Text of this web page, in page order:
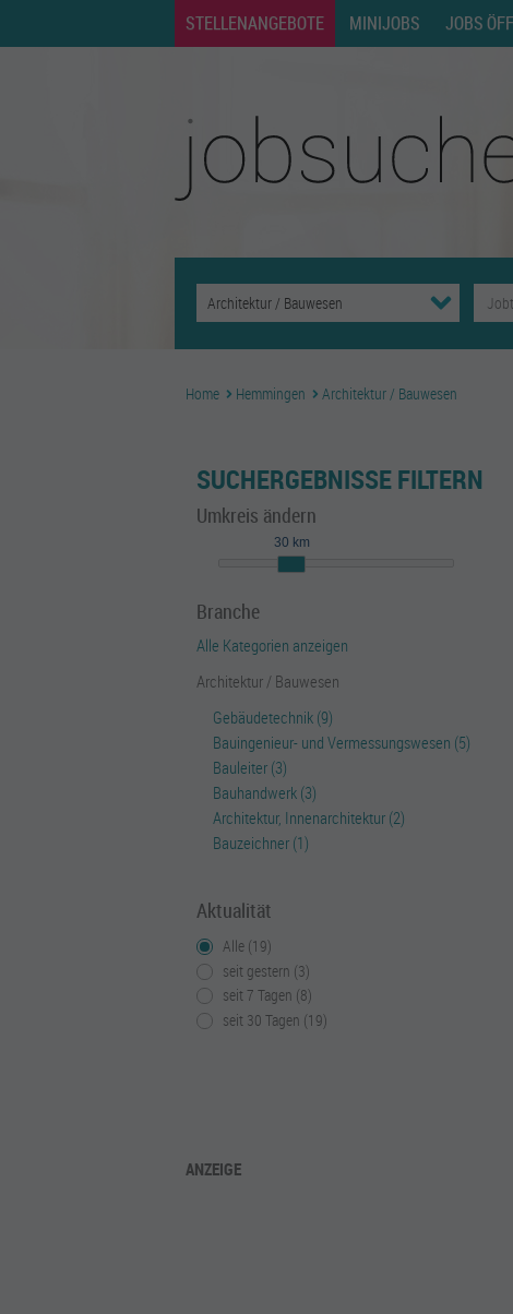
STELLENANGEBOTE MINIJOBS JOBS
Home Hemmingen Architektur / Bauwesen
SUCHERGEBNISSE FILTERN
Umkreis ändern
30 km
Branche
Alle Kategorien anzeigen
Architektur / Bauwesen
Gebäudetechnik (9)
Bauingenieur- und Vermessungswesen (5)
Bauleiter (3)
Bauhandwerk (3)
Architektur, Innenarchitektur (2)
Bauzeichner (1)
Aktualität
Alle (19)
seit gestern (3)
seit 7 Tagen (8)
seit 30 Tagen (19)
ANZEIGE